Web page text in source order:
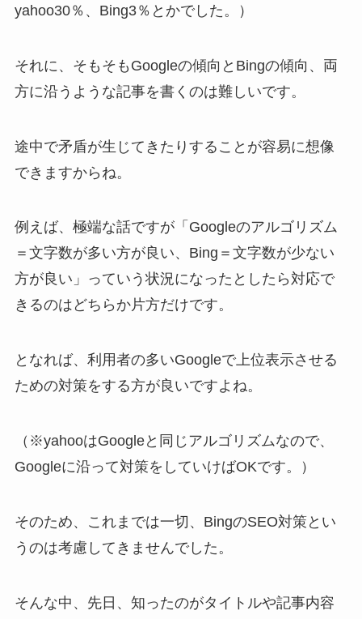
yahoo30％、Bing3％とかでした。）
それに、そもそもGoogleの傾向とBingの傾向、両
方に沿うような記事を書くのは難しいです。
途中で矛盾が生じてきたりすることが容易に想像
できますからね。
例えば、極端な話ですが「Googleのアルゴリズム
＝文字数が多い方が良い、Bing＝文字数が少ない
方が良い」っていう状況になったとしたら対応で
きるのはどちらか片方だけです。
となれば、利用者の多いGoogleで上位表示させる
ための対策をする方が良いですよね。
（※yahooはGoogleと同じアルゴリズムなので、
Googleに沿って対策をしていけばOKです。）
そのため、これまでは一切、BingのSEO対策とい
うのは考慮してきませんでした。
そんな中、先日、知ったのがタイトルや記事内容